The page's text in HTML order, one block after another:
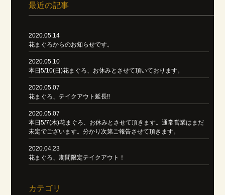
最近の記事
2020.05.14
花まぐろからのお知らせです。
2020.05.10
本日5/10(日)花まぐろ、お休みとさせて頂いております。
2020.05.07
花まぐろ、テイクアウト延長‼️
2020.05.07
本日5/7(木)花まぐろ、お休みとさせて頂きます。通常営業はまだ
未定でございます。分かり次第ご報告させて頂きます。
2020.04.23
花まぐろ、期間限定テイクアウト！
カテゴリ